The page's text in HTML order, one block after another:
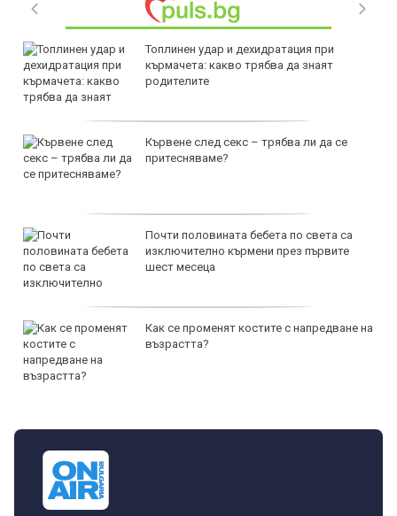
Топлинен удар и дехидратация при
кърмачета: какво трябва да знаят
родителите
Кървене след секс – трябва ли да се
притесняваме?
Почти половината бебета по света са
изключително кърмени през първите
шест месеца
Как се променят костите с напредване на
възрастта?